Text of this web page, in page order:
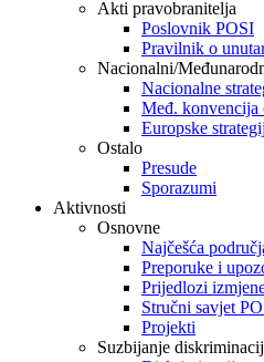
Akti pravobranitelja
Poslovnik POSI
Pravilnik o
Nacionalni/
Nacionalne
Međ. konvencija
Europske
Ostalo
Presude
Sporazumi
Aktivnosti
Osnovne
Najčešća
Preporuke i
Prijedlozi
Stručni savjet
Projekti
Suzbijanje